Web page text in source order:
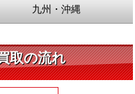
九州・沖縄